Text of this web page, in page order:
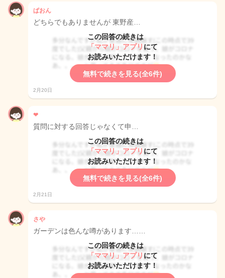
ぱおん
どちらでもありませんが 東野産…
この回答の続きは
「ママリ」アプリ にて
お読みいただけます！
無料で続きを見る(全6件)
2月20日
❤︎
質問に対する回答じゃなくて申…
この回答の続きは
「ママリ」アプリ にて
お読みいただけます！
無料で続きを見る(全6件)
2月21日
さや
ガーデンは色んな噂があります……
この回答の続きは
「ママリ」アプリ にて
お読みいただけます！